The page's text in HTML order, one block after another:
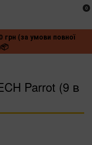
0
(за умови повної
Parrot (9 в